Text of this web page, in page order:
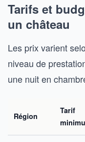
Tarifs et
un château
Les prix varient
niveau de
une nuit en
Région
Tarif